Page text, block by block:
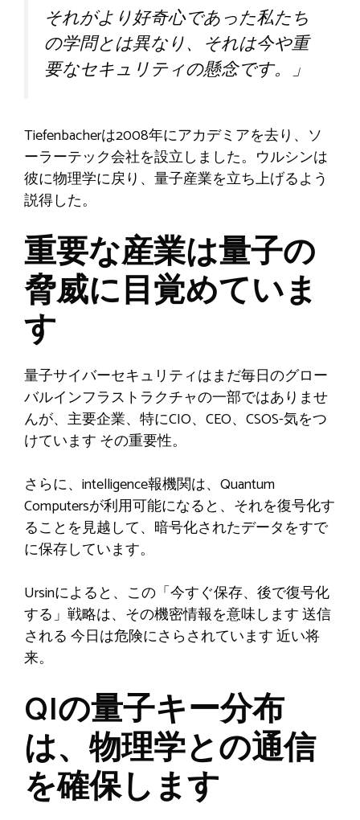
それがより好奇心であった私たち
の学問とは異なり、それは今や重
要なセキュリティの懸念です。」
Tiefenbacherは2008年にアカデミアを去り、ソ
ーラーテック会社を設立しました。ウルシンは
彼に物理学に戻り、量子産業を立ち上げるよう
説得した。
重要な産業は量子の
脅威に目覚めていま
す
量子サイバーセキュリティはまだ毎日のグロー
バルインフラストラクチャの一部ではありませ
んが、主要企業、特にCIO、CEO、CSOS-気をつ
けています その重要性。
さらに、intelligence報機関は、Quantum
Computersが利用可能になると、それを復号化す
ることを見越して、暗号化されたデータをすで
に保存しています。
Ursinによると、この「今すぐ保存、後で復号化
する」戦略は、その機密情報を意味します送信
される 今日は危険にさらされています近い将
来。
QIの量子キー分布
は、物理学との通信
を確保します